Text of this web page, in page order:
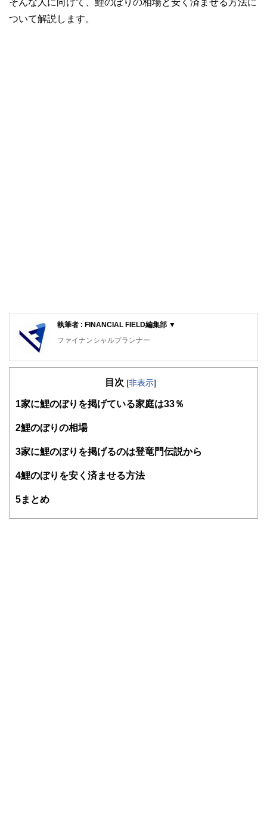
ついて解説します。
執筆者 : FINANCIAL FIELD編集部 ▼
ファイナンシャルプランナー
FinancialField編集部は、金融、経済に関する記事を、日々
知識がない方でも理解できるようわかりやすく発信していま
得者を中心に「お金や暮らし」に関する書籍・雑誌の編集経
験者で構成され、企画立案から記事掲載まですべての工程に
関わることで、読者目線のコンテンツを追求しています。
護士、税理士、宅地建物取引士、相続診断士、住宅ローンア
かしく感じられる年金や税金、相続、保険、ローンなどの話
目次 [非表示]
1家に鯉のぼりを掲げている家庭は33％
2鯉のぼりの相場
3家に鯉のぼりを掲げるのは登竜門伝説から
4鯉のぼりを安く済ませる方法
5まとめ